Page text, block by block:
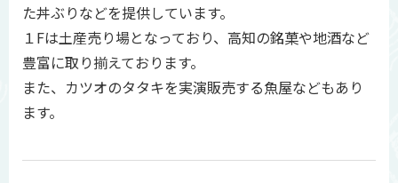
た丼ぶりなどを提供しています。
１Fは土産売り場となっており、高知の銘菓や地酒など
豊富に取り揃えております。
また、カツオのタタキを実演販売する魚屋などもあり
ます。